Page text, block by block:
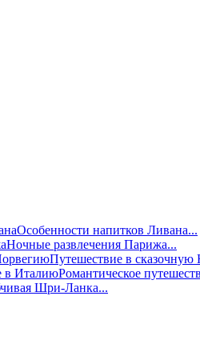
Особенности напитков Ливана...
Ночные развлечения Парижа...
Путешествие в сказочную
Романтическое
Шри-Ланка...